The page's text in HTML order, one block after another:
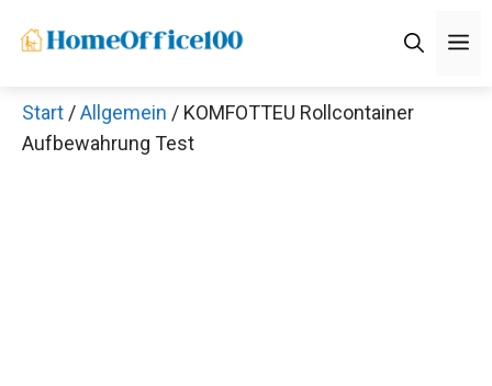
Inhalt
Start /Allgemein / KOMFOTTEU Rollcontainer
Aufbewahrung Test